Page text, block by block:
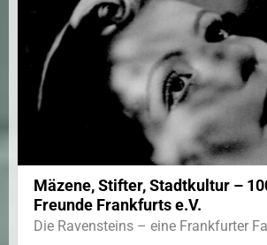
Mäzene, Stifter, Stadtkultur –
Freunde Frankfurts e.V.
Die Ravensteins – eine Frankfurter